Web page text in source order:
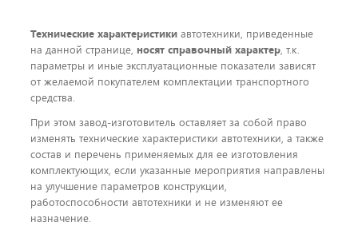
Технические характеристики автотехники, приведенные
на данной странице, носят справочный характер, т.к.
параметры и иные эксплуатационные показатели зависят
от желаемой покупателем комплектации транспортного
средства.
При этом завод-изготовитель оставляет за собой право
изменять технические характеристики автотехники, а также
состав и перечень применяемых для ее изготовления
комплектующих, если указанные мероприятия направлены
на улучшение параметров конструкции,
работоспособности автотехники и не изменяют ее
назначение.